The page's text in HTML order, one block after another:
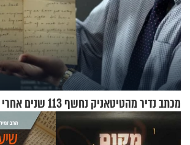
מכתב נדיר מהטיטאניק נחשף 113 שנים אחרי האסון